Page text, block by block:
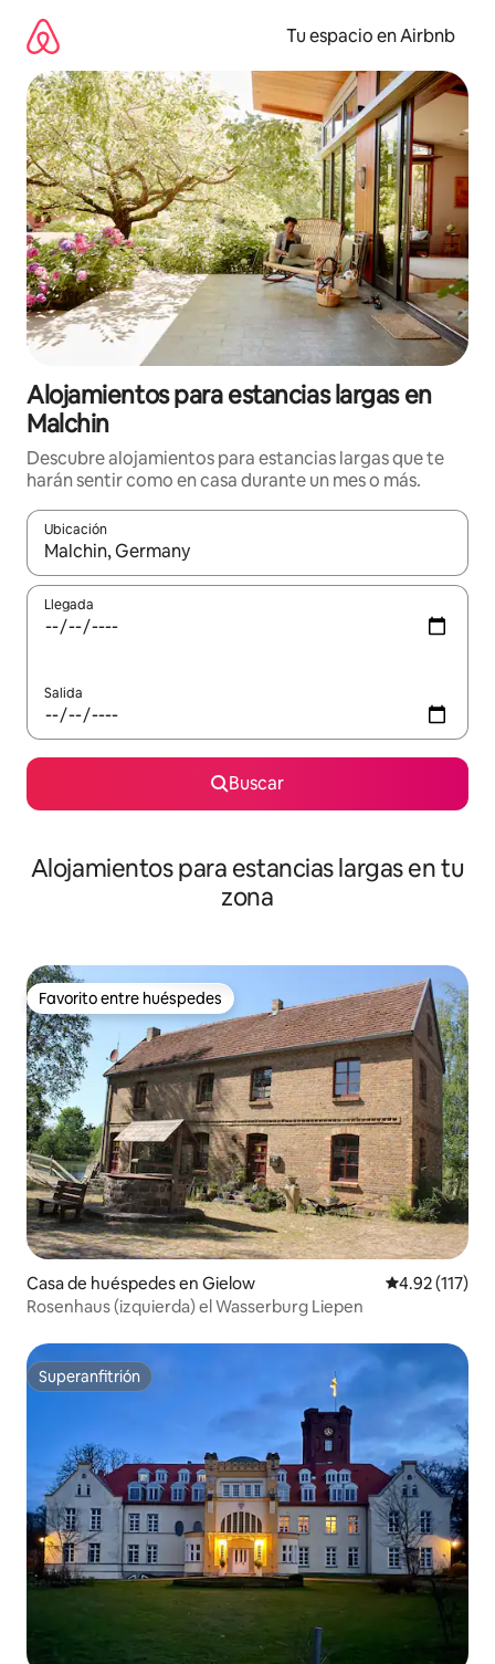
contenido
Tu espacio en Airbnb
Alojamientos para estancias largas en
Malchin
Descubre alojamientos para estancias largas que te
harán sentir como en casa durante un mes o más.
Ubicación
Cuando los resultados estén disponibles, podrás navegar
Llegada
Salida
Buscar
Alojamientos para estancias largas en tu
zona
Favorito entre huéspedes
Favorito entre huéspedes
Casa de huéspedes en Gielow Calificación
4.92 (117)
Rosenhaus (izquierda) el Wasserburg Liepen
Superanfitrión
Superanfitrión